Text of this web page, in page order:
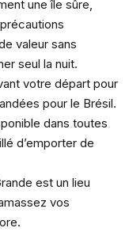
une île sûre,
valeur sans
seul la nuit.
votre départ pour
pour le Brésil.
dans toutes
d’emporter de
est un lieu
vos